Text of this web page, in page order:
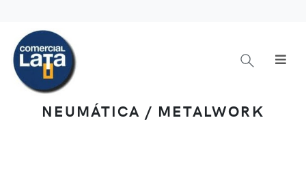
NEUMÁTICA / METALWORK